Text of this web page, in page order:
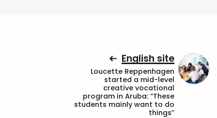
English site
Loucette Reppenhagen
started a mid-level
creative vocational
program in Aruba: “These
students mainly want to do
things”